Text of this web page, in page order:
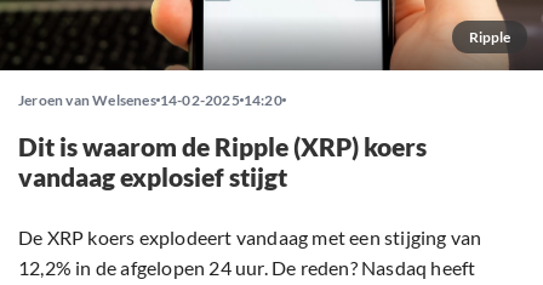
Ripple
Jeroen van Welsenes 14-02-2025 14:20
Dit is waarom de Ripple (XRP) koers
vandaag explosief stijgt
De XRP koers explodeert vandaag met een stijging van
12,2% in de afgelopen 24 uur. De reden? Nasdaq heeft